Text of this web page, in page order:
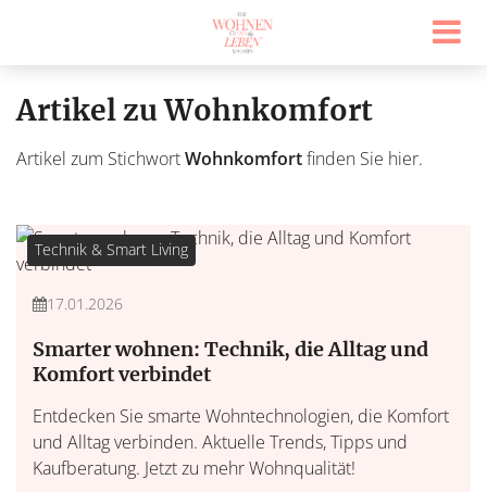
Artikel zu Wohnkomfort
Artikel zum StichwortWohnkomfortfinden Sie hier.
Technik & Smart Living
17.01.2026
Smarter wohnen: Technik, die Alltag und
Komfort verbindet
Entdecken Sie smarte Wohntechnologien, die Komfort
und Alltag verbinden. Aktuelle Trends, Tipps und
Kaufberatung. Jetzt zu mehr Wohnqualität!